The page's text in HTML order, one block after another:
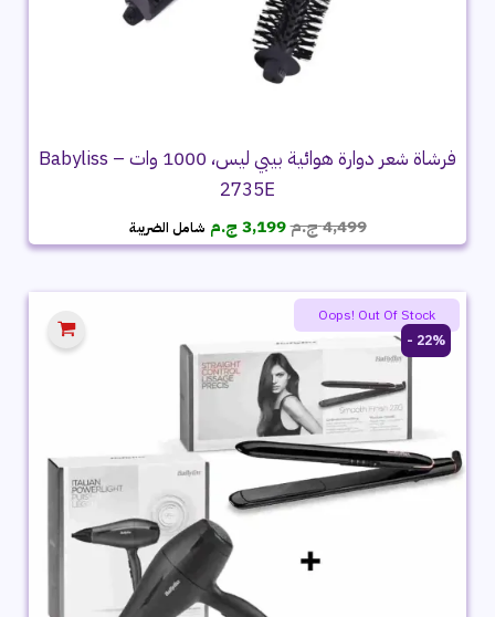
فرشاة شعر دوارة هوائية بيبي ليس، 1000 وات – Babyliss
2735E
4,499ج.مالسعر
الأصلي
4,499 ج.م.
3,199 ج.م السعر
الحالي
3,199 ج.م.
شامل الضريبة
22% -
Oops! Out Of Stock